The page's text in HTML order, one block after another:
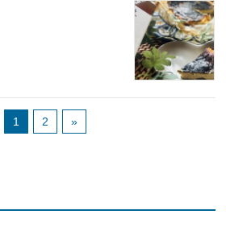
1 2 »